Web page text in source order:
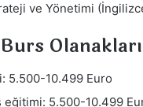
ve Yönetimi
Olanakları
5.500-10.499 Euro
eğitimi: 5.500-10.499